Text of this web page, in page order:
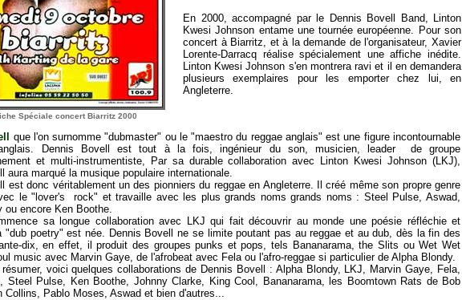
Spéciale concert Biarritz 2000
En 2000, accompagné par le Dennis Bovell Band, Linton
Kwesi Johnson entame une tournée européenne. Pour son
concert à Biarritz, et à la demande de l'organisateur, Xavier
Lorente-Darracq réalise spécialement une affiche inédite.
Linton Kwesi Johnson s'en montrera ravi et il en demandera
plusieurs exemplaires pour les emporter chez lui, en
Angleterre.
que l'on surnomme "dubmaster" ou le "maestro du reggae anglais" est une figure incontournable
Dennis Bovell est tout à la fois, ingénieur du son, musicien, leader de groupe
et multi-instrumentiste, Par sa durable collaboration avec Linton Kwesi Johnson (LKJ),
aura marqué la musique populaire internationale.
est donc véritablement un des pionniers du reggae en Angleterre. Il créé même son propre genre
le "lover's rock" et travaille avec les plus grands noms grands noms : Steel Pulse, Aswad,
ou encore Ken Boothe.
sa longue collaboration avec LKJ qui fait découvrir au monde une poésie réfléchie et
"dub poetry" est née. Dennis Bovell ne se limite poutant pas au reggae et au dub, dès la fin des
dix, en effet, il produit des groupes punks et pops, tels Bananarama, the Slits ou Wet Wet
music avec Marvin Gaye, de l'afrobeat avec Fela ou l'afro-reggae si particulier de Alpha Blondy.
voici quelques collaborations de Dennis Bovell : Alpha Blondy, LKJ, Marvin Gaye, Fela,
Steel Pulse, Ken Boothe, Johnny Clarke, King Cool, Bananarama, les Boomtown Rats de Bob
Collins, Pablo Moses, Aswad et bien d'autres...